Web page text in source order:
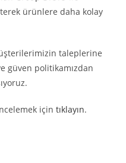
ürünlere daha kolay
taleplerine
güven politikamızdan
için tıklayın.